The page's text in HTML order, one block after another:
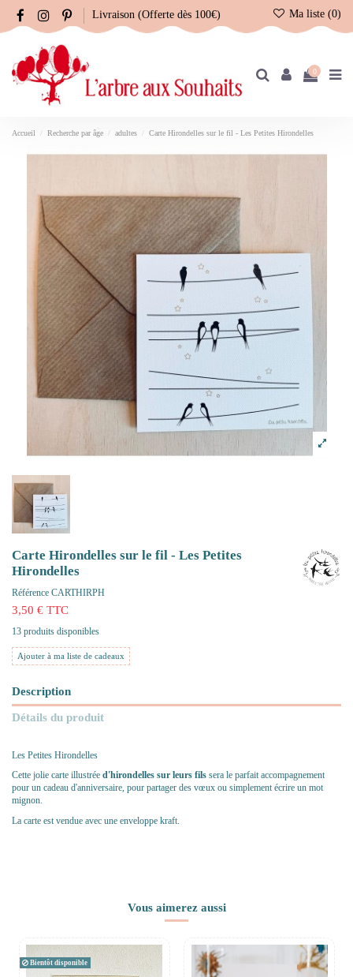
Livraison (Offerte dès 100€) Ma liste (0)
0
Accueil Recherche par âge adultes Carte Hirondelles sur le fil - Les Petites Hirondelles
Carte Hirondelles sur le fil - Les Petites
Hirondelles
Référence CARTHIRPH
3,50 € TTC
13 produits disponibles
Ajouter à ma liste de cadeaux
Description
Détails du produit
Les Petites Hirondelles
Cette jolie carte illustrée d'hirondelles sur leurs fils sera le parfait accompagnement
pour un cadeau d'anniversaire, pour partager des vœux ou simplement écrire un mot
mignon.
La carte est vendue avec une enveloppe kraft.
Vous aimerez aussi
Bientôt disponible